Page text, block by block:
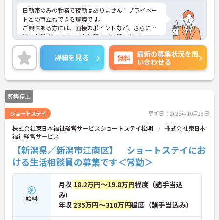
日勤帯のみの勤務で夜勤はありません！プライベー
トとの両立もできる環境です。
ご興味ある方には、面接のポイントなど、さらに詳
細をお話致しますのでお気軽にご相談ください。
詳細を見る 無料
最新の募集状況を問
い合わせる
募集停止
ショートステイ 更新日：2025年10月23日
株式会社東日本福祉経営サービスショートステイ松明
株式会社東日本
福祉経営サービス
【新潟県／新潟市江南区】 ショートステイにお
ける生活相談員の募集です＜常勤＞
給料
月収 18.2万円～19.8万円程度（諸手当込
み）
年収 235万円～310万円程度（諸手当込み）